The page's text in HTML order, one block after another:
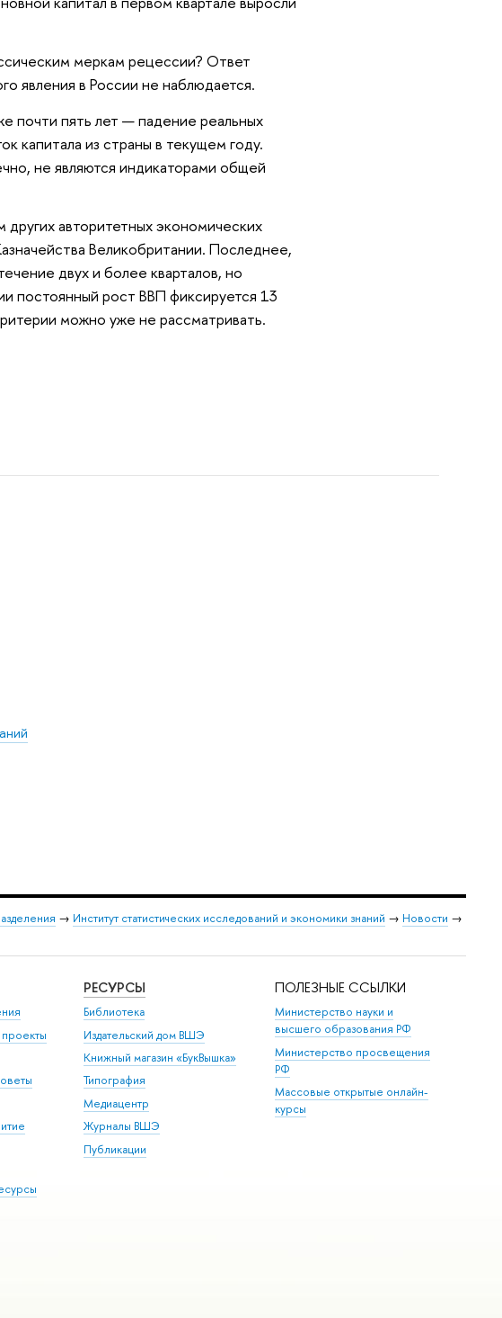
меркам рецессии? Ответ
явления в России не наблюдается.
почти пять лет — падение реальных
капитала из страны в текущем году.
не являются индикаторами общей
авторитетных экономических
Великобритании. Последнее,
двух и более кварталов, но
постоянный рост ВВП фиксируется 13
можно уже не рассматривать.
→ Институт статистических исследований и экономики знаний → Новости →
РЕСУРСЫ
Библиотека
Издательский дом ВШЭ
Книжный магазин «БукВышка»
Типография
Медиацентр
Журналы ВШЭ
Публикации
ПОЛЕЗНЫЕ ССЫЛКИ
Министерство науки и
высшего образования РФ
Министерство просвещения
РФ
Массовые открытые онлайн-
курсы